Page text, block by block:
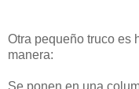
Otra pequeño truco es
manera:
Se ponen en una